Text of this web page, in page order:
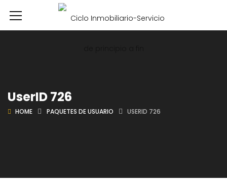
UserID 726
HOME PAQUETES DE USUARIO USERID 726